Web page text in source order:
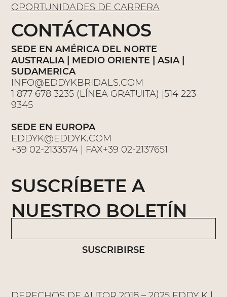
SEDE EN AMÉRICA DEL NORTE
AUSTRALIA | MEDIO ORIENTE | ASIA |
SUDAMERICA
INFO@EDDYKBRIDALS.COM
1 877 678 3235 (LÍNEA GRATUITA) |514 223-
9345
SEDE EN EUROPA
EDDYK@EDDYK.COM
+39 02-2133574 | FAX+39 02-2137651
CONTÁCTANOS
SUSCRIBIRSE
SUSCRÍBETE A
NUESTRO BOLETÍN
OPORTUNIDADES DE CARRERA